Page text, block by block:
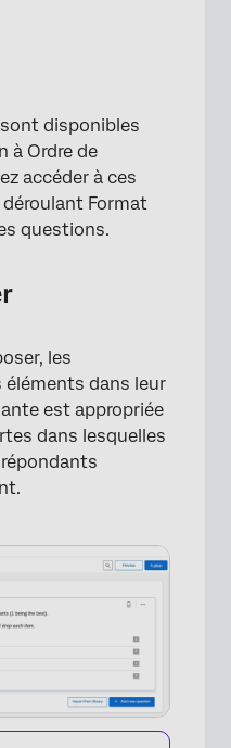
disponibles
à Ordre de
accéder à ces
Format
questions.
les
dans leur
est appropriée
dans lesquelles